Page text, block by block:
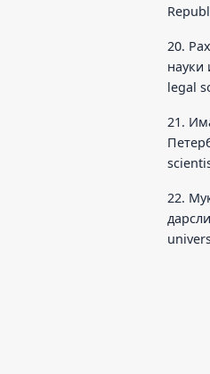
20.
науки
legal
21.
22.